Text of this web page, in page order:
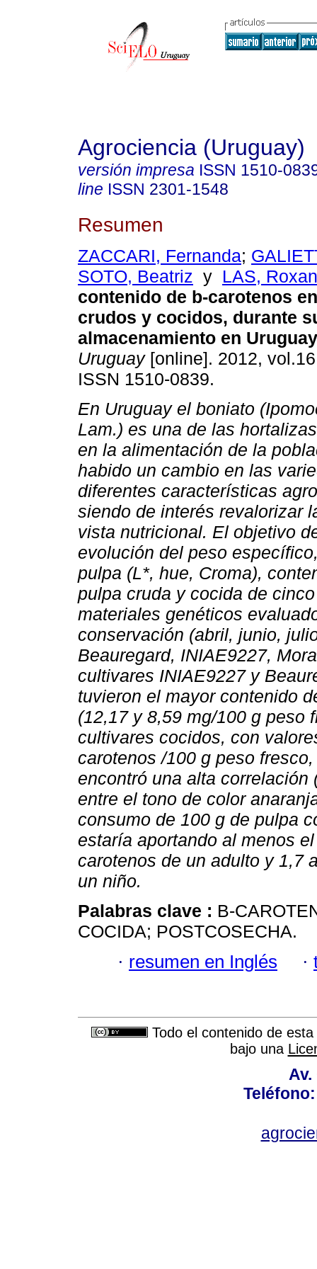
Agrociencia (Uruguay)
versión impresa ISSN 1510-
line ISSN 2301-1548
Resumen
ZACCARI, Fernanda;
SOTO, Beatriz y LAS,
contenido de b-carotenos
crudos y cocidos, durante
almacenamiento en Uruguay
Uruguay[online]. 2012,
ISSN 1510-0839.
En Uruguay el boniato
Lam.) es una de las
en la alimentación de la
habido un cambio en las
diferentes características
siendo de interés revalorizar
vista nutricional. El objetivo
evolución del peso
pulpa (L*, hue, Croma),
pulpa cruda y cocida de
materiales genéticos
conservación (abril, junio,
Beauregard, INIAE9227,
cultivares INIAE9227 y
tuvieron el mayor contenido
(12,17 y 8,59 mg/100 g peso
cultivares cocidos, con
carotenos /100 g peso
encontró una alta
entre el tono de color
consumo de 100 g de pulpa
estaría aportando al menos
carotenos de un adulto y 1,7
un niño.
Palabras clave : B-
COCIDA; POSTCOSECHA.
· resumen en Inglés ·
Todo el contenido de
bajo una
Av.